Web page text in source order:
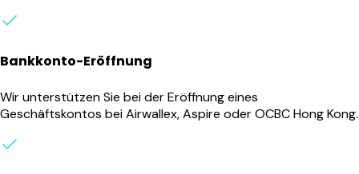
Bankkonto-Eröffnung
Wir unterstützen Sie bei der Eröffnung eines
Geschäftskontos bei Airwallex, Aspire oder OCBC Hong Kong.